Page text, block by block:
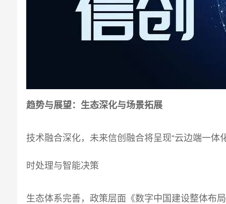
趋势与展望： 生态深化与场景拓展
技术融合深化，未来信创融合将呈现“云边端一
时处理与智能决策
生态体系完善，政策层面《数字中国建设整体布